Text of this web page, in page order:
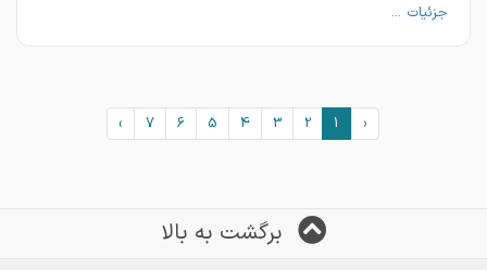
جزئیات ...
‹
1
2
3
4
5
6
7
›
برگشت به بالا